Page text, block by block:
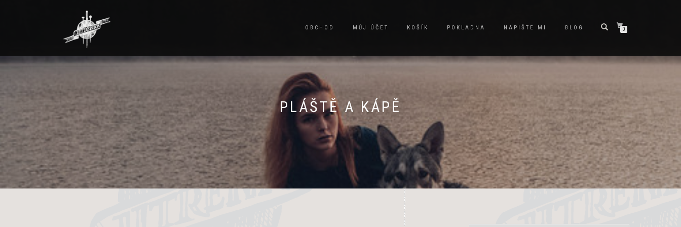
OBCHOD MŮJ ÚČET KOŠÍK POKLADNA NAPIŠTE MI BLOG 0
PLÁŠTĚ A KÁPĚ